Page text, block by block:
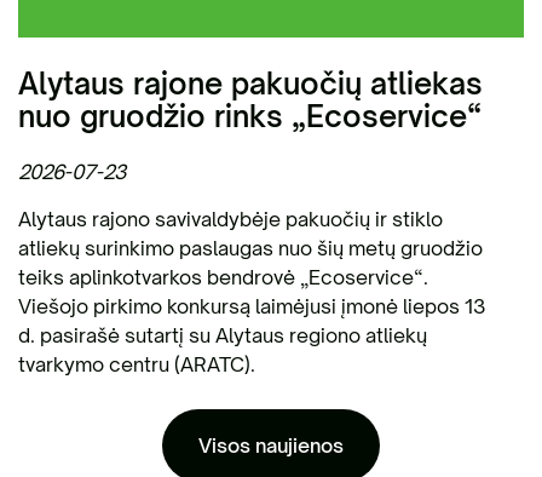
Alytaus rajone pakuočių atliekas
nuo gruodžio rinks „Ecoservice“
2026-07-23
Alytaus rajono savivaldybėje pakuočių ir stiklo
atliekų surinkimo paslaugas nuo šių metų gruodžio
teiks aplinkotvarkos bendrovė „Ecoservice“.
Viešojo pirkimo konkursą laimėjusi įmonė liepos 13
d. pasirašė sutartį su Alytaus regiono atliekų
tvarkymo centru (ARATC).
Visos naujienos